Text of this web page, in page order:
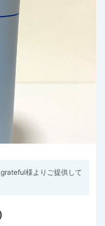
様よりご提供して